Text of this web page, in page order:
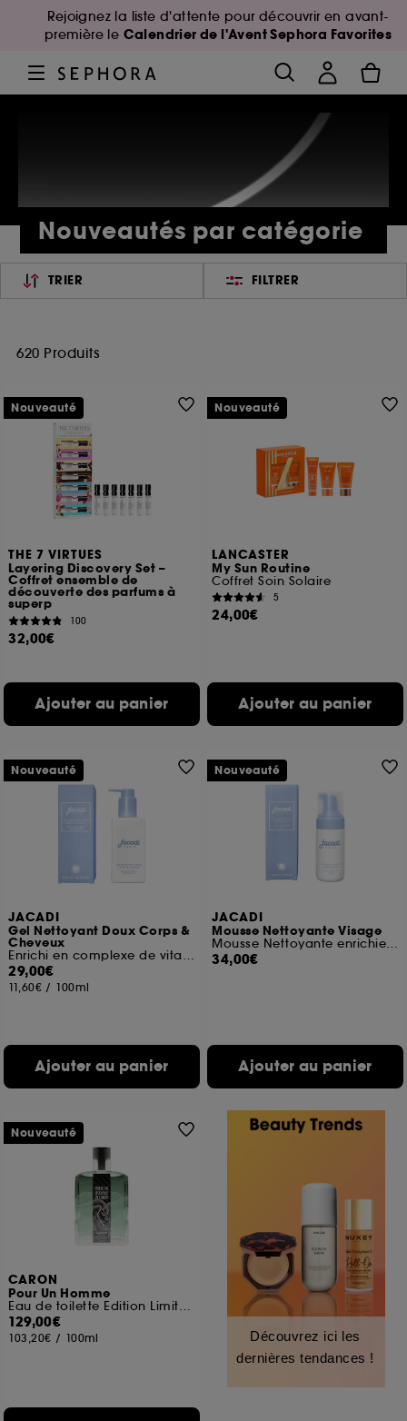
Rejoignez la liste d'attente pour découvrir en avant-
première le Calendrier de l'Avent Sephora Favorites
Nouveautés par catégorie
TRIER FILTRER
620 Produits
THE 7 VIRTUES
Layering Discovery Set –
Coffret ensemble de
découverte des parfums à
superp
100
32,00€
Ajouter au panier
Nouveauté
LANCASTER
My Sun Routine
Coffret Soin Solaire
5
24,00€
Ajouter au panier
Nouveauté
JACADI
Gel Nettoyant Doux Corps &
Cheveux
Enrichi en complexe de vitamines B5 & E
29,00€
11,60€ / 100ml
Ajouter au panier
Nouveauté
JACADI
Mousse Nettoyante Visage
Mousse Nettoyante enrichie en Aloé Vera
34,00€
Ajouter au panier
Nouveauté
CARON
Pour Un Homme
Eau de toilette Edition Limitée Collab Gitana
129,00€
103,20€ / 100ml
Nouveauté
Découvrez ici les
dernières tendances !